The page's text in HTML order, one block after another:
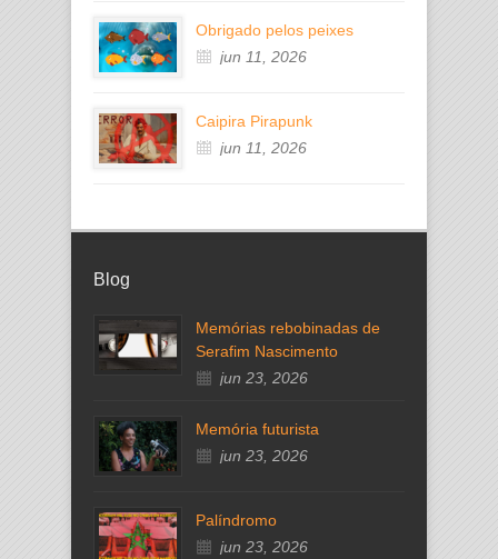
Obrigado pelos peixes
jun 11, 2026
Caipira Pirapunk
jun 11, 2026
Blog
Memórias rebobinadas de
Serafim Nascimento
jun 23, 2026
Memória futurista
jun 23, 2026
Palíndromo
jun 23, 2026